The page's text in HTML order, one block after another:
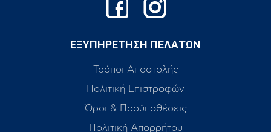
ΕΞΥΠΗΡΕΤΗΣΗ ΠΕΛΑΤΩΝ
Τρόποι Αποστολής
Πολιτική Επιστροφών
Όροι & Προϋποθέσεις
Πολιτική Απορρήτου